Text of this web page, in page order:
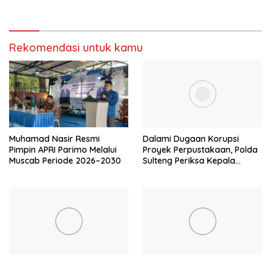
Rekomendasi untuk kamu
Muhamad Nasir Resmi
Pimpin APRI Parimo Melalui
Muscab Periode 2026–2030
Dalami Dugaan Korupsi
Proyek Perpustakaan, Polda
Sulteng Periksa Kepala